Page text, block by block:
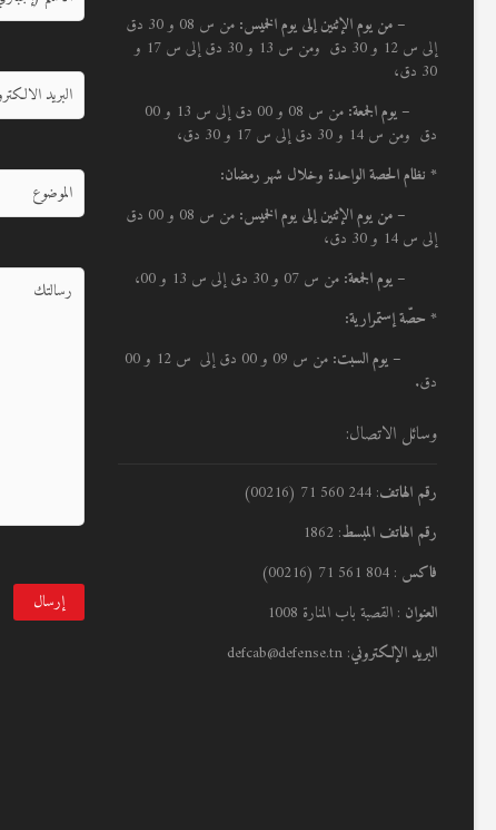
– من يوم الإثنين إلى يوم الخميس:
من س 08 و 30 دق
إلى س 12 و 30 دق ومن س 13 و 30 دق إلى س 17 و
30 دق،
– يوم الجمعة:
من س 08 و 00 دق إلى س 13 و 00
دق ومن س 14 و 30 دق إلى س 17 و 30 دق،
* نظام الحصة الواحدة وخلال شهر رمضان:
– من يوم الإثنين إلى يوم الخميس:
من س 08 و 00 دق
إلى س 14 و 30 دق،
– يوم الجمعة: من س 07 و 30 دق إلى س 13 و 00،
* حصّة إستمرارية:
– يوم السبت:
من س 09 و 00 دق إلى س 12 و 00
دق.
وسائل الاتصال:
رقم الهاتف: 244 560 71 (00216)
رقم الهاتف المبسط: 1862
فاكس : 804 561 71 (00216)
العنوان : القصبة باب المنارة 1008
البريد الإلكتروني: defcab@defense.tn